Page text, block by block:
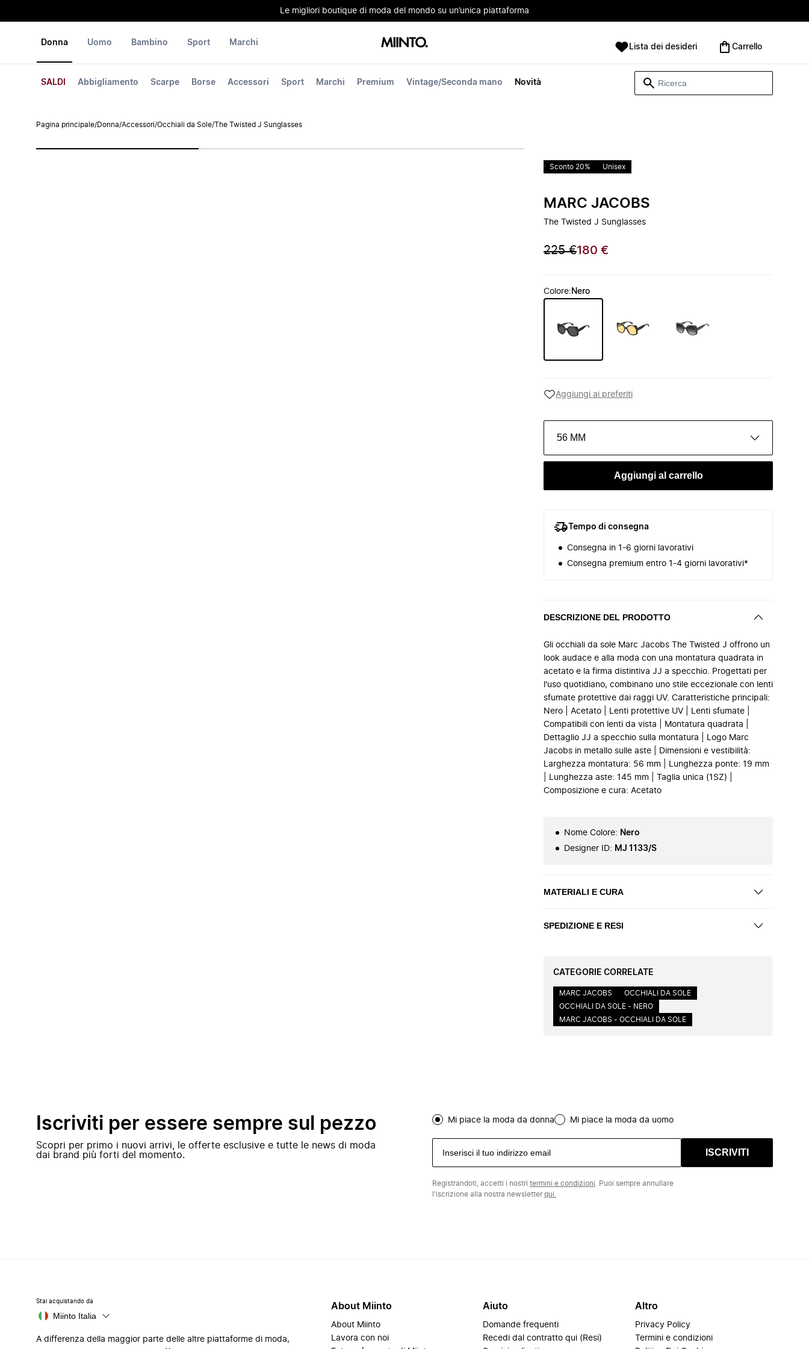
Le migliori boutique di moda del mondo su un’unica piattaforma
Donna
SALDI Abbigliamento Scarpe Borse Accessori Sport Marchi Premium Vintage/Seconda mano Novità
Uomo Bambino Sport Marchi Lista dei desideri Carrello
Pagina principale/Donna/Accessori/Occhiali da Sole/The Twisted J Sunglasses
Sconto 20% Unisex
MARC JACOBS
The Twisted J Sunglasses
225 €180 €
Colore: Nero
Aggiungi ai preferiti
56 MM
Aggiungi al carrello
Tempo di consegna
Consegna in 1-6 giorni lavorativi
Consegna premium entro 1-4 giorni lavorativi*
DESCRIZIONE DEL PRODOTTO
Gli occhiali da sole Marc Jacobs The Twisted J offrono un
look audace e alla moda con una montatura quadrata in
acetato e la firma distintiva JJ a specchio. Progettati per
l'uso quotidiano, combinano uno stile eccezionale con lenti
sfumate protettive dai raggi UV. Caratteristiche principali:
Nero | Acetato | Lenti protettive UV | Lenti sfumate |
Compatibili con lenti da vista | Montatura quadrata |
Dettaglio JJ a specchio sulla montatura | Logo Marc
Jacobs in metallo sulle aste | Dimensioni e vestibilità:
Larghezza montatura: 56 mm | Lunghezza ponte: 19 mm
| Lunghezza aste: 145 mm | Taglia unica (1SZ) |
Composizione e cura: Acetato
Nome Colore: Nero
Designer ID: MJ 1133/S
MATERIALI E CURA
SPEDIZIONE E RESI
CATEGORIE CORRELATE
MARC JACOBS
OCCHIALI DA SOLE
OCCHIALI DA SOLE - NERO
MARC JACOBS - OCCHIALI DA SOLE
Iscriviti per essere sempre sul pezzo
Scopri per primo i nuovi arrivi, le offerte esclusive e tutte le news di moda
dai brand più forti del momento.
Mi piace la moda da donna Mi piace la moda da uomo
ISCRIVITI
Registrandoti, accetti i nostri termini e condizioni . Puoi sempre annullare
l'iscrizione alla nostra newsletterqui.
Stai acquistando da
Miinto Italia
A differenza della maggior parte delle altre piattaforme di moda,
About Miinto
About Miinto
Lavora con noi
Aiuto
Domande frequenti
Recedi dal contratto qui (Resi)
Altro
Privacy Policy
Termini e condizioni